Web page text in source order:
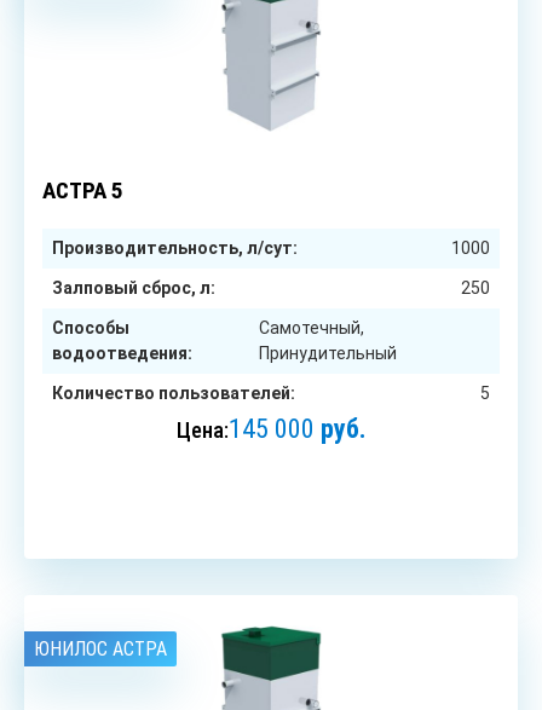
АСТРА 5
Производительность, л/сут: 1000
Залповый сброс, л: 250
Способы
водоотведения:
Самотечный,
Принудительный
Количество пользователей: 5
Цена:145 000 руб.
ЮНИЛОС АСТРА